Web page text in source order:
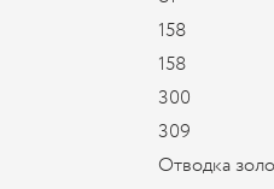
158
158
300
309
Отводка